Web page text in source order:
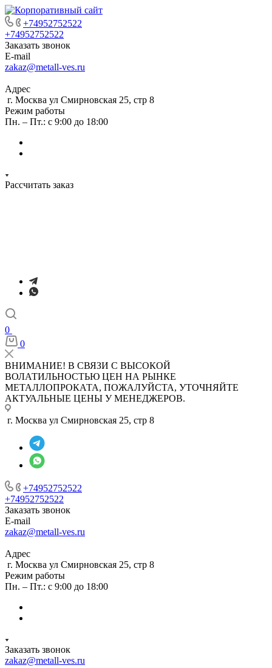
+74952752522
+74952752522
Заказать звонок
E-mail
zakaz@metall-ves.ru
Адрес
г. Москва ул Смирновская 25, стр 8
Режим работы
Пн. – Пт.: с 9:00 до 18:00
Рассчитать заказ
0
0
ВНИМАНИЕ! В СВЯЗИ С ВЫСОКОЙ
ВОЛАТИЛЬНОСТЬЮ ЦЕН НА РЫНКЕ
МЕТАЛЛОПРОКАТА, ПОЖАЛУЙСТА, УТОЧНЯЙТЕ
АКТУАЛЬНЫЕ ЦЕНЫ У МЕНЕДЖЕРОВ.
г. Москва ул Смирновская 25, стр 8
+74952752522
+74952752522
Заказать звонок
E-mail
zakaz@metall-ves.ru
Адрес
г. Москва ул Смирновская 25, стр 8
Режим работы
Пн. – Пт.: с 9:00 до 18:00
Заказать звонок
zakaz@metall-ves.ru